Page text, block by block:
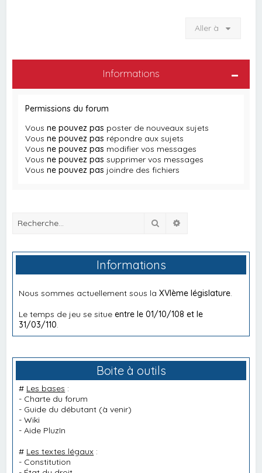
Aller à
Informations
Permissions du forum
Vousne pouvez pas poster de nouveaux sujets
Vousne pouvez pas répondre aux sujets
Vousne pouvez pas modifier vos messages
Vousne pouvez pas supprimer vos messages
Vousne pouvez pas joindre des fichiers
Rechercher
Informations
Nous sommes actuellement sous laXVIème législature
Le temps de jeu se situeentre le 01/10/108 et le
31/03/110
Boite à outils
# Les bases :
- Charte du forum
- Guide du débutant (à venir)
-Wiki
-Aide PluzIn
# Les textes légaux :
- Constitution